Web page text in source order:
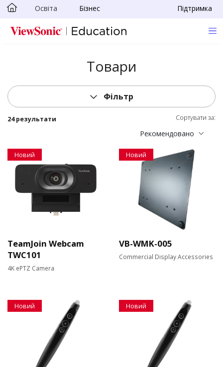
Skip to main content
Освіта Бізнес Підтримка
Товари
Фільтр
24 результати Сортувати за:
Рекомендовано
Новий
TeamJoin Webcam
TWC101
4K ePTZ Camera
Новий
VB-WMK-005
Commercial Display Accessories
Новий Новий